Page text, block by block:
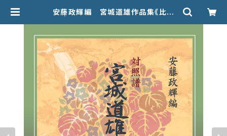
安藤政輝編 宮城道雄作品集《比